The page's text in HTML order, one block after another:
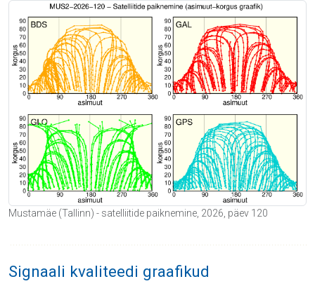
Mustamäe (Tallinn) - satelliitide paiknemine, 2026, päev 120
Signaali kvaliteedi graafikud